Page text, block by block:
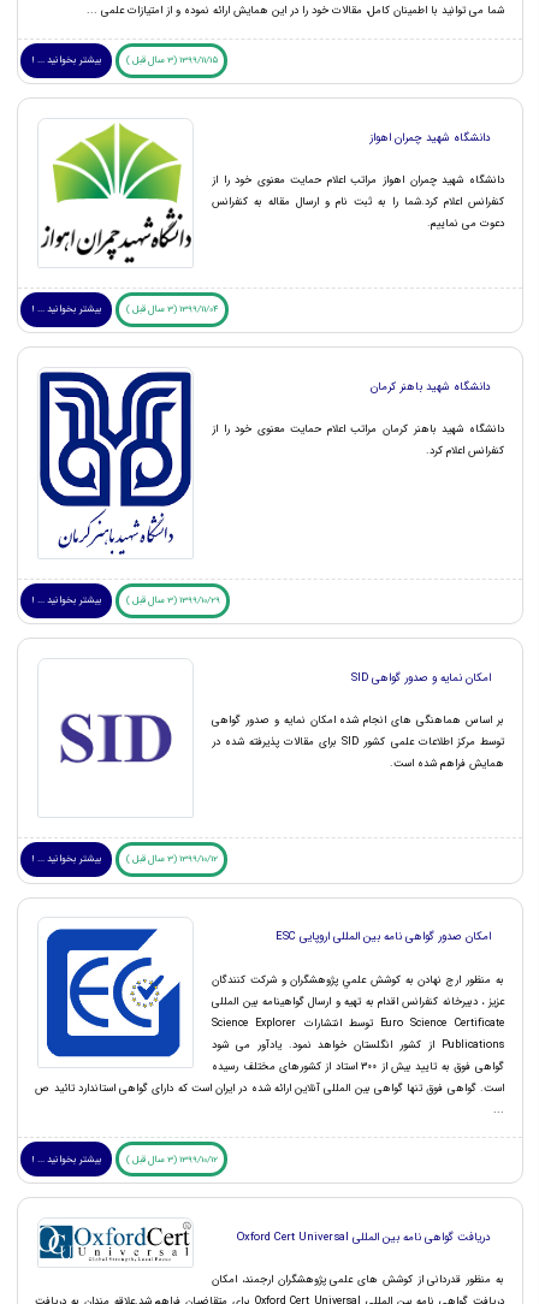
شما می توانید با اطمینان کامل، مقالات خود را در این همایش ارائه نموده و از امتیازات علمی ...
1399/11/15 (3 سال قبل ) بیشتر بخوانید ... !
دانشگاه شهید چمران اهواز
دانشگاه شهید چمران اهواز مراتب اعلام حمایت معنوی خود را از
کنفرانس اعلام کرد.شما را به ثبت نام و ارسال مقاله به کنفرانس
دعوت می نماییم.
1399/11/04 (3 سال قبل ) بیشتر بخوانید ... !
دانشگاه شهید باهنر کرمان
دانشگاه شهید باهنر کرمان مراتب اعلام حمایت معنوی خود را از
کنفرانس اعلام کرد.
1399/10/29 (3 سال قبل ) بیشتر بخوانید ... !
امکان نمایه و صدور گواهی SID
بر اساس هماهنگی های انجام شده امکان نمایه و صدور گواهی
توسط مرکز اطلاعات علمی کشور SID برای مقالات پذیرفته شده در
همایش فراهم شده است.
1399/10/12 (3 سال قبل ) بیشتر بخوانید ... !
امکان صدور گواهی نامه بین المللی اروپایی ESC
به منظور ارج نهادن به كوشش علمي پژوهشگران و شرکت کنندگان
عزیز ، دبیرخانه کنفرانس اقدام به تهیه و ارسال گواهینامه بین المللی
Euro Science Certificate توسط انتشارات Science Explorer
Publications از کشور انگلستان خواهد نمود. یادآور می شود
گواهی فوق به تایید بیش از 300 استاد از کشورهای مختلف رسیده
است. گواهی فوق تنها گواهی بین المللی آنلاین ارائه شده در ایران است که دارای گواهی استاندارد تائید ص
...
1399/10/12 (3 سال قبل ) بیشتر بخوانید ... !
دریافت گواهی نامه بین المللی Oxford Cert Universal
به منظور قدردانی از کوشش های علمی پژوهشگران ارجمند، امکان